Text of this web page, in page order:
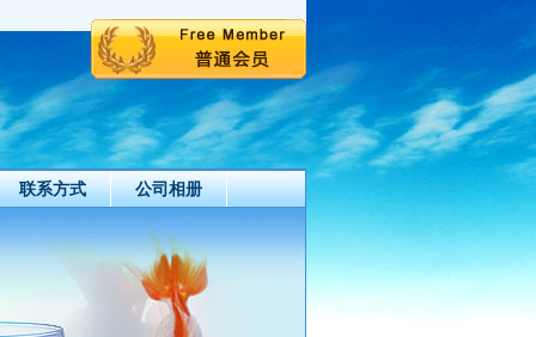
联系方式 公司相册